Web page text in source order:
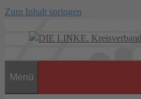
Zum Inhalt springen
Menü